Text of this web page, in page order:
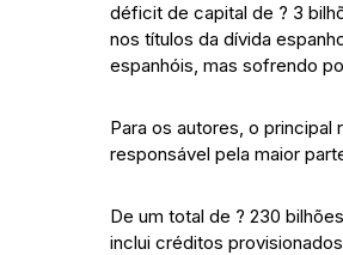
déficit de capital de ? 3
nos títulos da dívida
espanhóis, mas sofrendo
Para os autores, o principal
responsável pela maior
De um total de ? 230
inclui créditos